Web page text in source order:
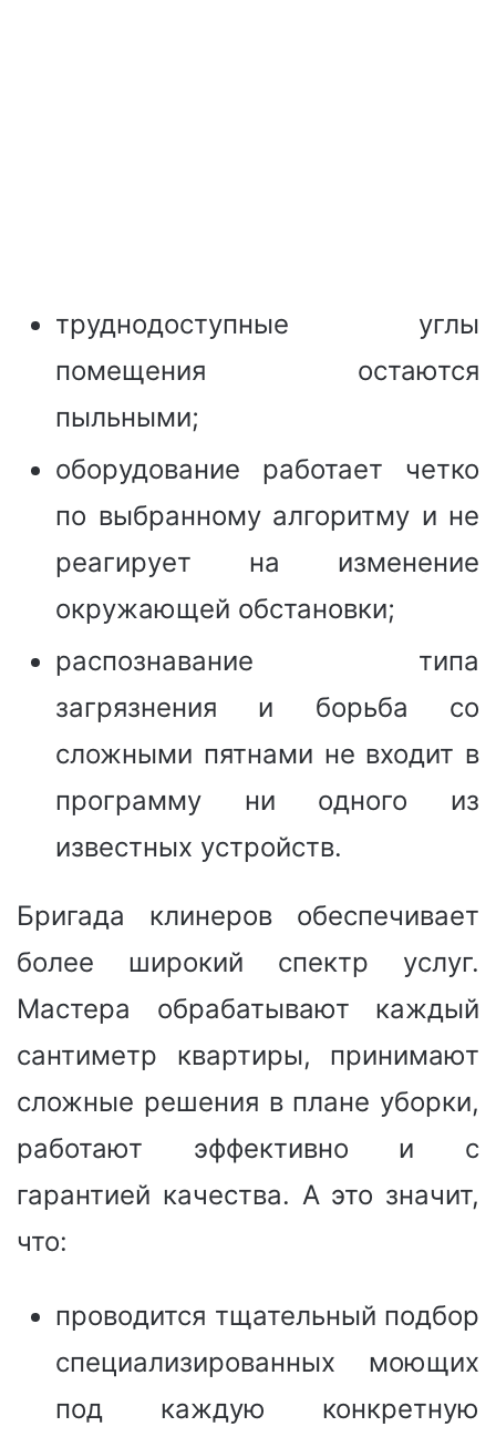
труднодоступные углы
помещения остаются
пыльными;
оборудование работает четко
по выбранному алгоритму и не
реагирует на изменение
окружающей обстановки;
распознавание типа
загрязнения и борьба со
сложными пятнами не входит в
программу ни одного из
известных устройств.
Бригада клинеров обеспечивает
более широкий спектр услуг.
Мастера обрабатывают каждый
сантиметр квартиры, принимают
сложные решения в плане уборки,
работают эффективно и с
гарантией качества. А это значит,
что:
проводится тщательный подбор
специализированных моющих
под каждую конкретную